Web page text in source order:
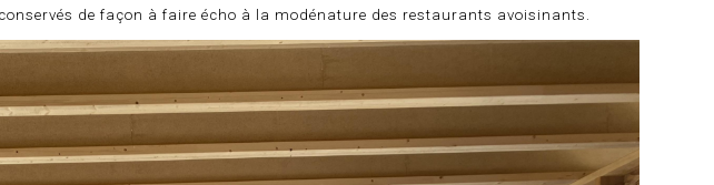
de façon à faire écho à la modénature des restaurants avoisinants.